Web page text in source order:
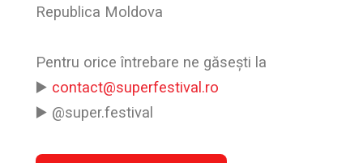
Republica Moldova
Pentru orice întrebare ne găsești la
▶️ contact@superfestival.ro
▶️ @super.festival